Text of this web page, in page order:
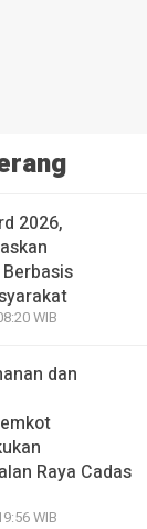
2026,
WIB
dan
Raya Cadas
WIB